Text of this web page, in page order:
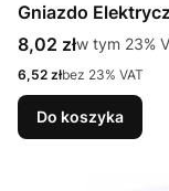
Gniazdo
Cena brutto
8,02 złw tym %s
w tym 23%
Cena netto
6,52 złbez 23% VAT
Do koszyka